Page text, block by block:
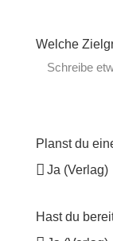
Welche
Planst du
Hast du